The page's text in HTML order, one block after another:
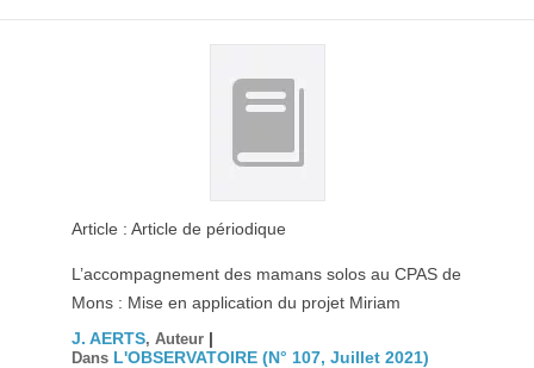
Article : Article de périodique
L’accompagnement des mamans solos au CPAS de
Mons : Mise en application du projet Miriam
J. AERTS, Auteur |
Dans L'OBSERVATOIRE (N° 107, Juillet 2021)